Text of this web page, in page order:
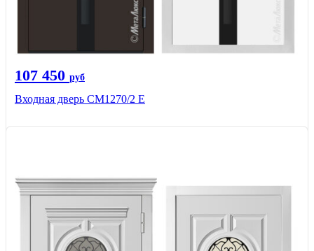
107 450 руб
Входная дверь CМ1270/2 Е